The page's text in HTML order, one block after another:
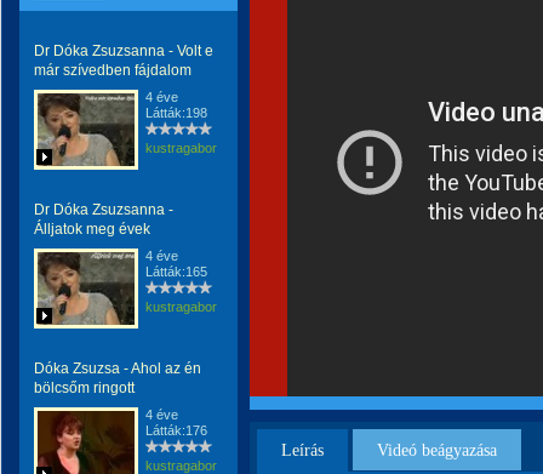
Dr Dóka Zsuzsanna - Volt e
már szívedben fájdalom
4 éve
Látták:198
kustragabor
Dr Dóka Zsuzsanna -
Álljatok meg évek
4 éve
Látták:165
kustragabor
Dóka Zsuzsa - Ahol az én
bölcsőm ringott
4 éve
Látták:176
kustragabor
Leírás Videó beágyazása